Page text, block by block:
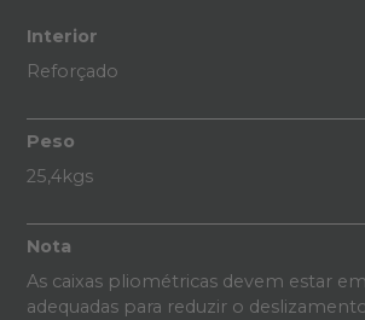
Interior
Reforçado
Peso
25,4kgs
Nota
As caixas pliométricas devem estar
adequadas para reduzir o